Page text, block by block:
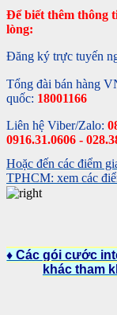
Để biết thêm thông
lòng:
Đăng ký trực tuyến
Tổng đài bán hàng
quốc: 18001166
Liên hệ Viber/Zalo:
0916.31.0606 -
Hoặc đến các điểm
TPHCM: xem các
♦ Các gói cước
khác tham